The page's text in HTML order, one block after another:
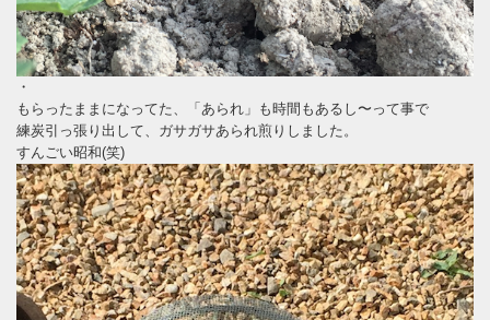
・
もらったままになってた、「あられ」も時間もあるし〜って事で
練炭引っ張り出して、ガサガサあられ煎りしました。
すんごい昭和(笑)